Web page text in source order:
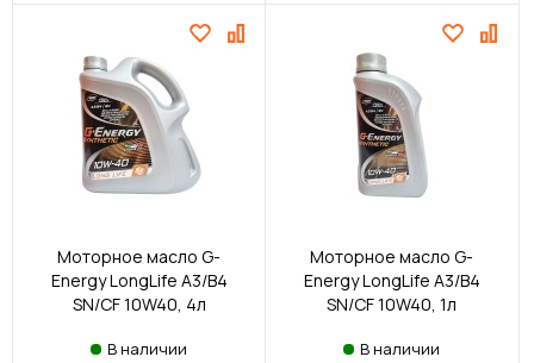
Моторное масло G-
Energy LongLife A3/B4
SN/CF 10W40, 4л
В наличии
Моторное масло G-
Energy LongLife A3/B4
SN/CF 10W40, 1л
В наличии